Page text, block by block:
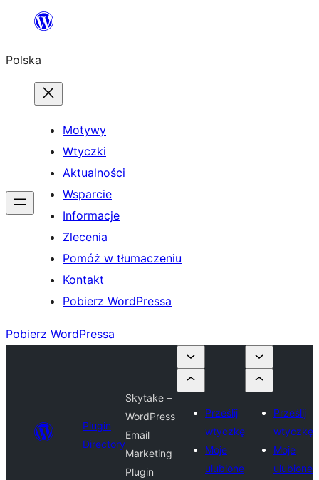
Przejdź
treści
Polska
Motywy
Wtyczki
Aktualności
Wsparcie
Informacje
Zlecenia
Pomóż w tłumaczeniu
Kontakt
Pobierz WordPressa
Pobierz WordPressa
Plugin
Directory
Skytake –
WordPress
Email
Marketing
Plugin
Prześlij
wtyczkę
Moje
ulubione
Prześlij
wtyczkę
Moje
ulubione